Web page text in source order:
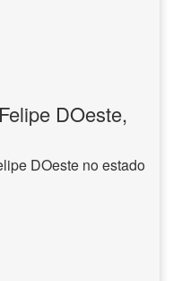
DOeste,
DOeste no estado